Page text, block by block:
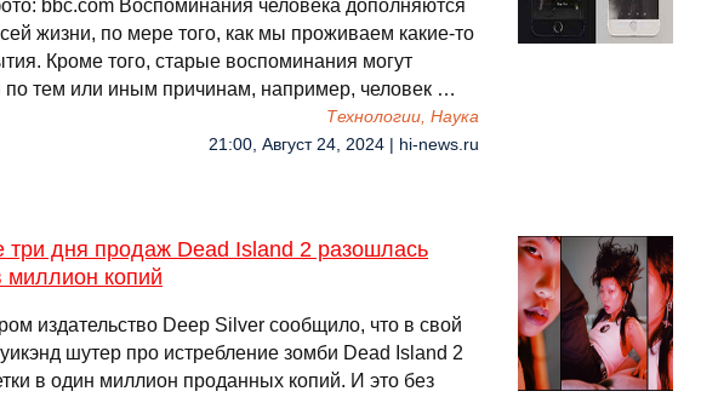
bbc.com Воспоминания человека дополняются
жизни, по мере того, как мы проживаем какие-то
Кроме того, старые воспоминания могут
по тем или иным причинам, например, человек …
Технологии, Наука
21:00, Август 24, 2024 | hi-news.ru
три дня продаж Dead Island 2 разошлась
миллион копий
издательство Deep Silver сообщило, что в свой
шутер про истребление зомби Dead Island 2
в один миллион проданных копий. И это без